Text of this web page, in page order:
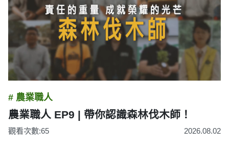
# 農業職人
農業職人 EP9 | 帶你認識森林伐木師！
觀看次數:65 2026.08.02